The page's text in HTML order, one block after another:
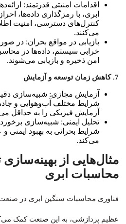
اقدامات امنیتی قدرتمند:
ابری، با رمزگذاری داده‌ها،
کنترل‌های دسترسی، امنیت
می‌کنند.
بازیابی در مواقع بحران: در
خرابی سیستم، داده‌ها در
امن ذخیره و بازیابی می‌شوند.
7. کاهش زمان توسعه و آزمایش
آزمایش مجازی: شبیه‌سازی
شرایط مختلف آب‌وهوایی و
آزمایش فیزیکی را به حداقل
تحلیل ایمنی: شبیه‌سازی
شرایط بحرانی به بهبود ایمنی
می‌کند.
مثال‌هایی از بهینه‌سازی
محاسبات ابری
فناوری محاسبات سنگین ابری در
عظیم پردازشی، به این صنعت کمک